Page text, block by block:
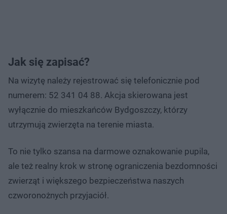
Jak się zapisać?
Na wizytę należy rejestrować się telefonicznie pod
numerem: 52 341 04 88. Akcja skierowana jest
wyłącznie do mieszkańców Bydgoszczy, którzy
utrzymują zwierzęta na terenie miasta.
To nie tylko szansa na darmowe oznakowanie pupila,
ale też realny krok w stronę ograniczenia bezdomności
zwierząt i większego bezpieczeństwa naszych
czworonożnych przyjaciół.